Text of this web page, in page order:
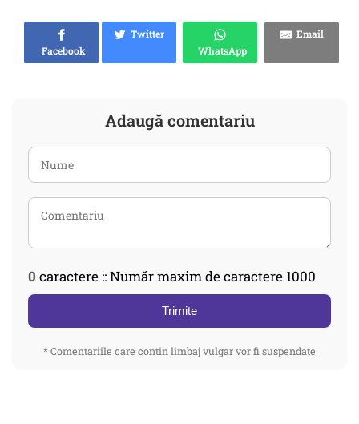
Facebook
Twitter
WhatsApp
Email
Adaugă comentariu
0 caractere :: Număr maxim de caractere 1000
Trimite
* Comentariile care contin limbaj vulgar vor fi suspendate